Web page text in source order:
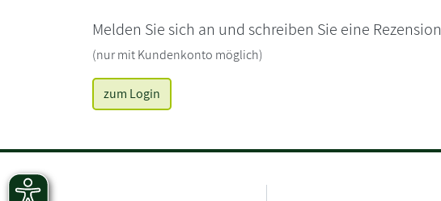
Melden Sie sich an und schreiben Sie eine Rezension
(nur mit Kundenkonto möglich)
zum Login